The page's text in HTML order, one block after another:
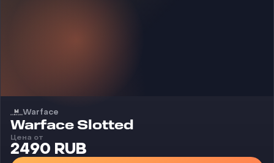
Warface
Чит
Warface Slotted
Цена от
2490 RUB